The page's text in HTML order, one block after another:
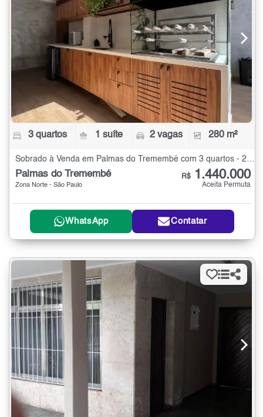
3 quartos 1 suíte 2 vagas 280 m²
Palmas do Tremembé
Zona Norte - São Paulo
R$ 1.440.000
Aceita Permuta
WhatsApp Contatar